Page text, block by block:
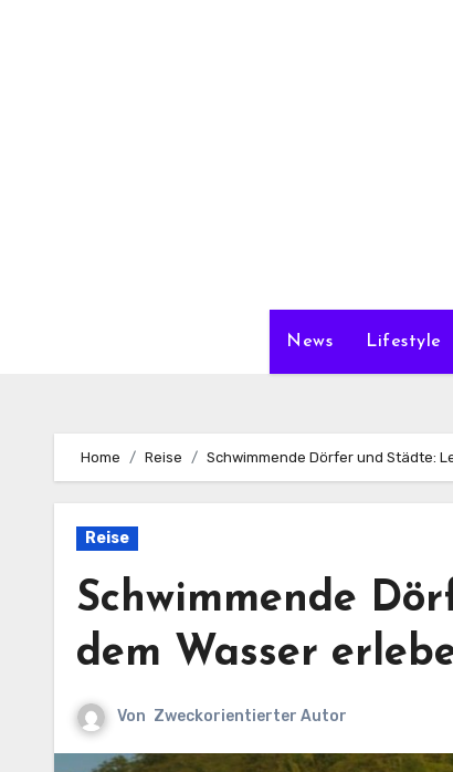
News Lifestyle
Home Reise Schwimmende Dörfer und Städte:
Reise
Schwimmende
dem Wasser
Von Zweckorientierter Autor